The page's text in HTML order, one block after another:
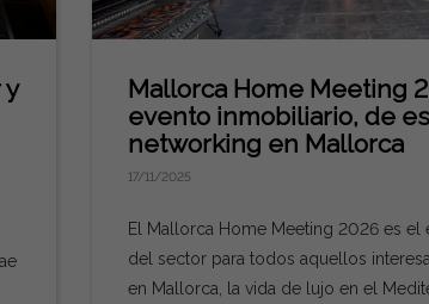
adecuada y agente competente, se
personales y de inversión.
comienza el baile del demonio:
y
Mallorca Home Meeting
evento inmobiliario, de
networking en Mallorca
17/11/2025
El Mallorca Home Meeting 2026 es el
del sector para todos aquellos
en Mallorca, la vida de lujo en el